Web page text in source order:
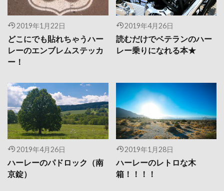
2019年1月22日
どこにでも貼れちゃうハー
レーのエンブレムステッカ
ー！
2019年4月26日
読むだけでベテランのハー
レー乗りになれる本★
2019年4月26日
ハーレーのパドロック（南
京錠）
2019年1月28日
ハーレーのレトロな木
箱！！！！